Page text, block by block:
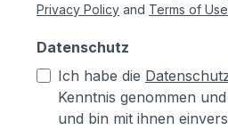
Privacy Policy and Terms of Use
Datenschutz
Ich habe die
Kenntnis genommen und
und bin mit ihnen